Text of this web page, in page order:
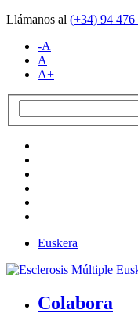
Llámanos al (+34) 94 476
-A
A
A+
Euskera
Colabora